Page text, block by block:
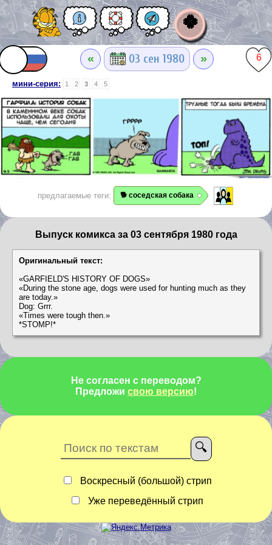
🍀
« 03 сен 1980 » 6
мини-серия: 1 2 3 4 5
предлагаемые теги: 🐕 соседская собака
Выпуск комикса за 03 сентября 1980 года
Оригинальный текст:
«GARFIELD'S HISTORY OF DOGS»
«During the stone age, dogs were used for hunting much as they
are today.»
Dog: Grrr.
«Times were tough then.»
*STOMP!*
Не согласен с переводом?
Предложи свою версию!
Воскресный (большой) стрип
Уже переведённый стрип